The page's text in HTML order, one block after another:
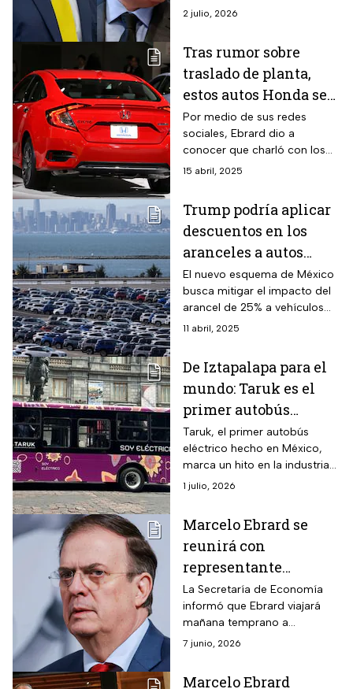
papa Francisco a los 88 años;
2 julio, 2026
Tras rumor sobre
traslado de planta,
estos autos Honda se
fabrican en México
Por medio de sus redes
sociales, Ebrard dio a
conocer que charló con los
directivos de Honda en medio
15 abril, 2025
Trump podría aplicar
descuentos en los
aranceles a autos
hechos en México,
anuncia Ebrard
El nuevo esquema de México
busca mitigar el impacto del
arancel de 25% a vehículos
importados a EUA y prioriza
11 abril, 2025
De Iztapalapa para el
mundo: Taruk es el
primer autobús
eléctrico de México
Taruk, el primer autobús
eléctrico hecho en México,
marca un hito en la industria
nacional; conoce sus
1 julio, 2026
Marcelo Ebrard se
reunirá con
representante
comercial de EUA;
buscan evitar
aranceles
La Secretaría de Economía
informó que Ebrard viajará
mañana temprano a
Washington DC para sostener
7 junio, 2026
Marcelo Ebrard